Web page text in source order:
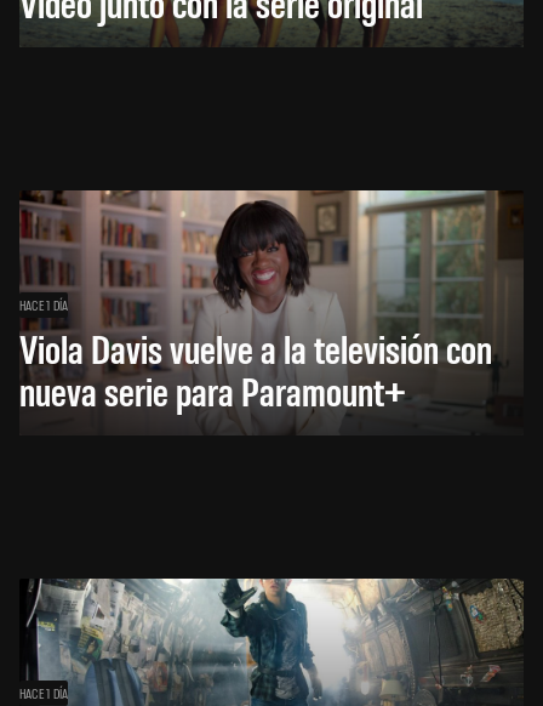
HACE 1 DÍA
Viola Davis vuelve a la televisión con
nueva serie para Paramount+
HACE 1 DÍA